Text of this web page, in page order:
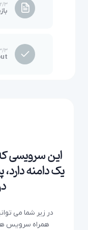
3
3
این سرویسی که
یک دامنه
در زیر شما می
همراه سرویس